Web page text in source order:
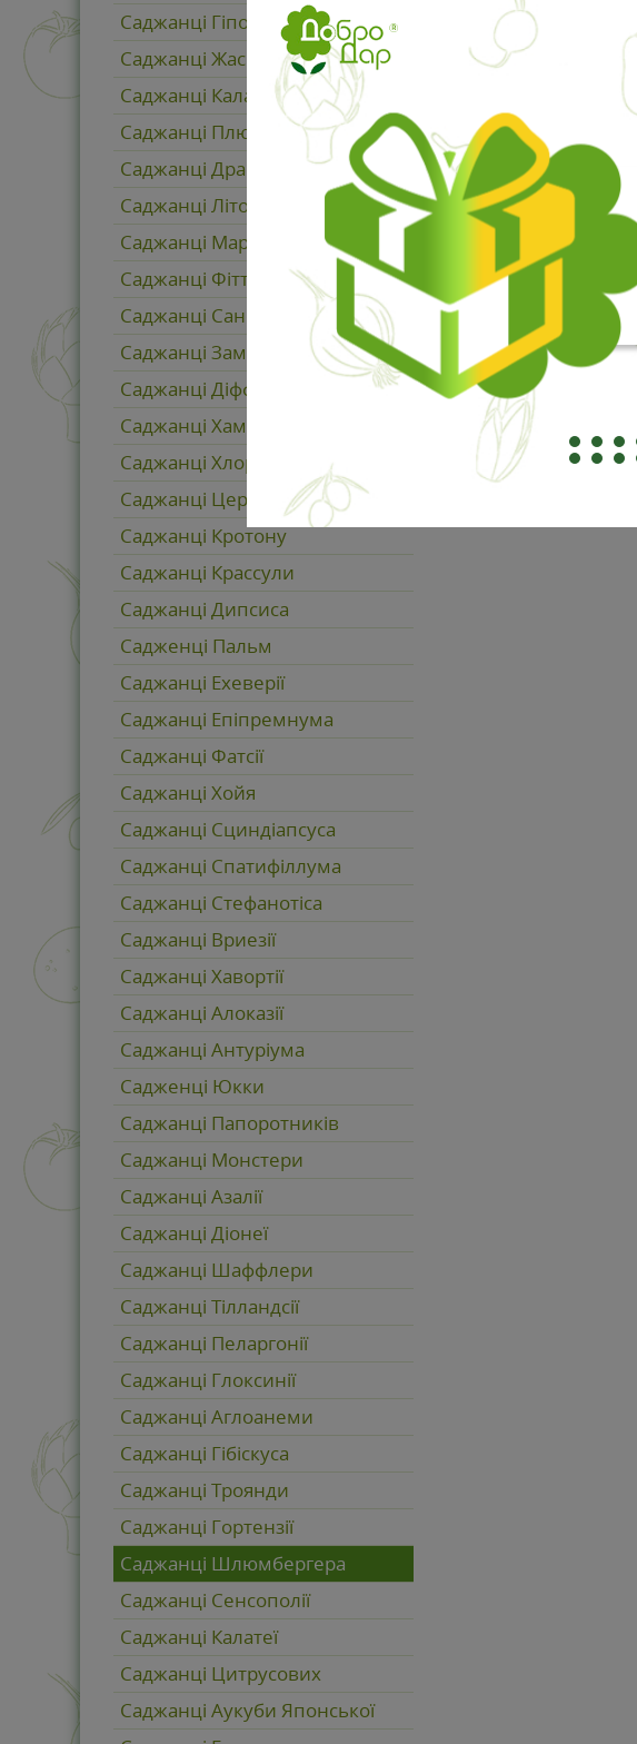
Саджанці Гіпоестесу
Саджанці Жасміну
Саджанці Каланхоє
Саджанці Плюща кімнатного
Саджанці Драцени
Саджанці Літопсів
Саджанці Маранти
Саджанці Фіттонії
Саджанці Сансев'єрії
Саджанці Заміокулькаса
Саджанці Діффенбахії
Саджанці Хамедореї
Саджанці Хлорофітума
Саджанці Цереуса
Саджанці Кротону
Саджанці Крассули
Саджанці Дипсиса
Садженці Пальм
Саджанці Ехеверії
Саджанці Епіпремнума
Саджанці Фатсії
Саджанці Хойя
Саджанці Сциндіапсуса
Саджанці Спатифіллума
Саджанці Стефанотіса
Саджанці Вриезії
Саджанці Хавортії
Саджанці Алоказії
Саджанці Антуріума
Садженці Юкки
Саджанці Папоротників
Саджанці Монстери
Саджанці Азалії
Саджанці Діонеї
Саджанці Шаффлери
Саджанці Тілландсії
Саджанці Пеларгонії
Саджанці Глоксинії
Саджанці Аглоанеми
Саджанці Гібіскуса
Саджанці Троянди
Саджанці Гортензії
Саджанці Шлюмбергера
Саджанці Сенсополії
Саджанці Калатеї
Саджанці Цитрусових
Саджанці Аукуби Японської